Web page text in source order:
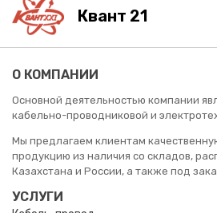
Квант 21
О КОМПАНИИ
Основной деятельностью компании
кабельно-проводниковой и
Мы предлагаем клиентам
продукцию из наличия со складов,
Казахстана и России, а также под
УСЛУГИ